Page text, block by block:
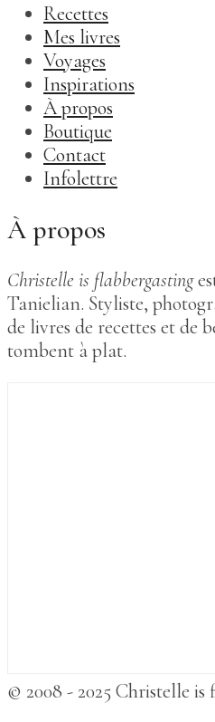
Recettes
Mes livres
Voyages
Inspirations
À propos
Boutique
Contact
Infolettre
À propos
Christelle is flabbergasting
Tanielian. Styliste,
de livres de recettes et de
tombent à plat.
© 2008 - 2025 Christelle is